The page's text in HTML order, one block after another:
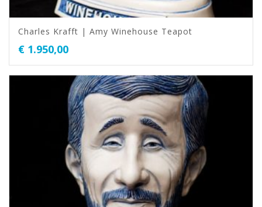
Charles Krafft | Amy Winehouse Teapot
€ 1.950,00